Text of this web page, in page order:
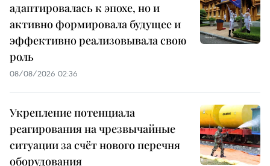
адаптировалась к эпохе, но и
активно формировала будущее и
эффективно реализовывала свою
роль
08/08/2026 02:36
Укрепление потенциала
реагирования на чрезвычайные
ситуации за счёт нового перечня
оборудования